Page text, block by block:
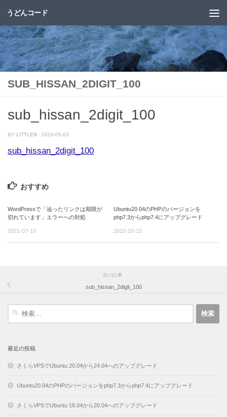
コンテンツへスキップ
うどんコード
SUB_HISSAN_2DIGIT_100
sub_hissan_2digit_100
BY LITTLEN · 2020-05-03
sub_hissan_2digit_100
おすすめ
WordPressで「辿ったリンクは期限が
切れています」エラーへの対処
2021-07-10
Ubuntu20.04のPHPのバージョンを
php7.3からphp7.4にアップグレード
2022-10-15
前の記事
sub_hissan_2digit_100
最近の投稿
さくらVPSでUbuntu 20.04から24.04へのアップグレード
Ubuntu20.04のPHPのバージョンをphp7.3からphp7.4にアップグレード
さくらVPSでUbuntu 18.04から20.04へのアップグレード